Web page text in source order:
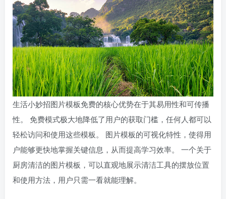
生活小妙招图片模板免费的核心优势在于其易用性和可传播
性。 免费模式极大地降低了用户的获取门槛，任何人都可以
轻松访问和使用这些模板。 图片模板的可视化特性，使得用
户能够更快地掌握关键信息，从而提高学习效率。 一个关于
厨房清洁的图片模板，可以直观地展示清洁工具的摆放位置
和使用方法，用户只需一看就能理解。